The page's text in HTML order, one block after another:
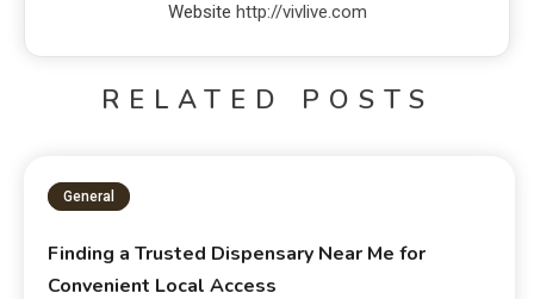
Website http://vivlive.com
RELATED POSTS
General
Finding a Trusted Dispensary Near Me for
Convenient Local Access